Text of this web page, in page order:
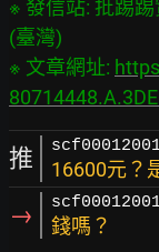
※ 發信站: 批踢
(臺灣)
※ 文章網址:
推 16600元？
→ 錢嗎？